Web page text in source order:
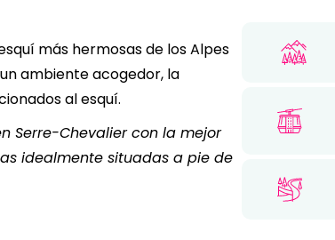
28 29 30 31
más hermosas de los Alpes
ambiente acogedor, la
al esquí.
Serre-Chevalier con la mejor
idealmente situadas a pie de